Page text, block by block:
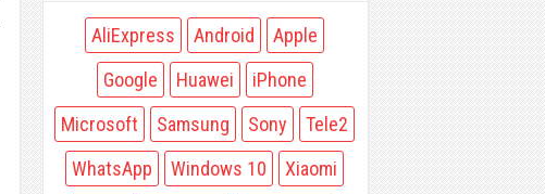
AliExpress Android
Apple
Google
Huawei
iPhone
Microsoft
Samsung Sony
Tele2
WhatsApp
Windows 10
Xiaomi